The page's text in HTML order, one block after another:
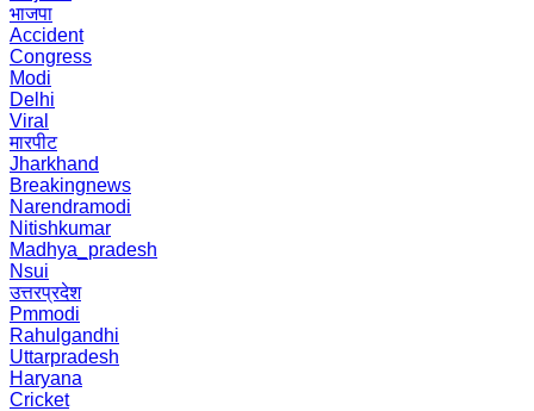
भाजपा
Accident
Congress
Modi
Delhi
Viral
मारपीट
Jharkhand
Breakingnews
Narendramodi
Nitishkumar
Madhya_pradesh
Nsui
उत्तरप्रदेश
Pmmodi
Rahulgandhi
Uttarpradesh
Haryana
Cricket